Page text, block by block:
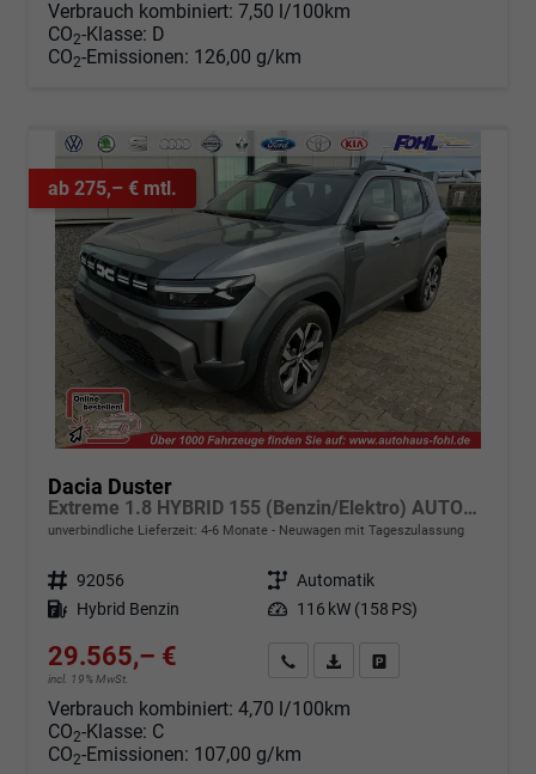
Verbrauch kombiniert: 7,50 l/100km
CO2-Klasse: D
CO2-Emissionen: 126,00 g/km
ab 275,– € mtl.
Dacia Duster
Extreme 1.8 HYBRID 155 (Benzin/Elektro) AUTOMATIK, 17" Alufelgen "TERGAN", Klimaautomatik, Hands-free, Rückfahrkamera, Parksensoren hinten, LED-Scheinwerfer, Radio 10" + Smartphone-Spiegelung, Abgedunkelte Scheiben, Nebelscheinwerfer, Armlehne, Dachreling, Tempo
unverbindliche Lieferzeit: 4-6 Monate Neuwagen mit Tageszulassung
Fahrzeugnr. 92056 Getriebe Automatik
Kraftstoff Hybrid Benzin Leistung 116 kW (158 PS)
29.565,– €
incl. 19% MwSt.
Angebot anfordern
Fahrzeugexpose (PDF)
Verbrauch kombiniert: 4,70 l/100km
CO2-Klasse: C
CO2-Emissionen: 107,00 g/km